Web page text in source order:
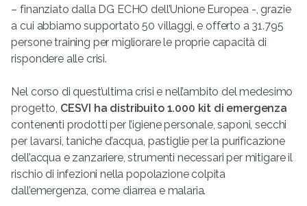
– finanziato dalla DG ECHO dell’Unione Europea -, grazie
a cui abbiamo supportato 50 villaggi, e offerto a 31.795
persone training per migliorare le proprie capacità di
rispondere alle crisi.
Nel corso di quest’ultima crisi e nell’ambito del medesimo
progetto, CESVI ha distribuito 1.000 kit di emergenza
contenenti prodotti per l’igiene personale, saponi, secchi
per lavarsi, taniche d’acqua, pastiglie per la purificazione
dell’acqua e zanzariere, strumenti necessari per mitigare il
rischio di infezioni nella popolazione colpita
dall’emergenza, come diarrea e malaria.